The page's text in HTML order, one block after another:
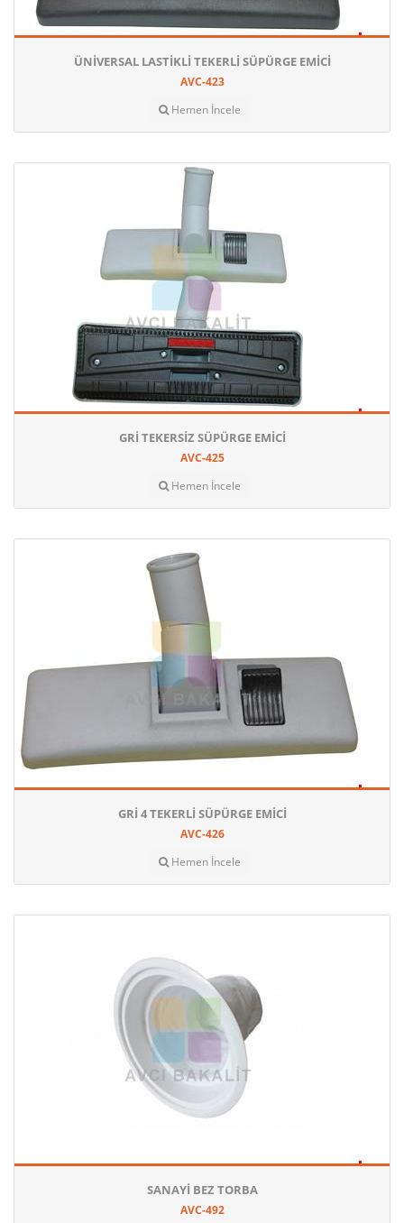
ÜNIVERSAL LASTIKLI TEKERLI SÜPÜRGE EMICI
AVC-423
Hemen İncele
GRI TEKERSIZ SÜPÜRGE EMICI
AVC-425
Hemen İncele
GRI 4 TEKERLI SÜPÜRGE EMICI
AVC-426
Hemen İncele
SANAYI BEZ TORBA
AVC-492